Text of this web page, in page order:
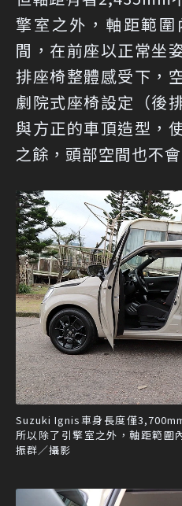
擎室之外，軸距範
間，在前座以正常坐
排座椅整體感受下，
劇院式座椅設定（後
與方正的車頂造型，
之餘，頭部空間也不會
Suzuki Ignis車身長度僅
所以除了引擎室之外，軸距範圍
振群／攝影